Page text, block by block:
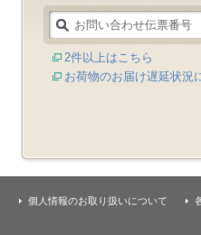
2件以上はこちら
お荷物のお届け遅延状況
個人情報のお取り扱いについて